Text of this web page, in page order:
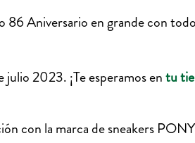
86 Aniversario en grande con
julio 2023. ¡Te esperamos entu
con la marca de sneakers